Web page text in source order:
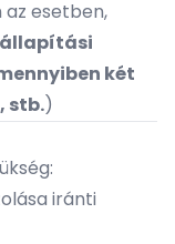
esetben,
két
stb.)
iránti